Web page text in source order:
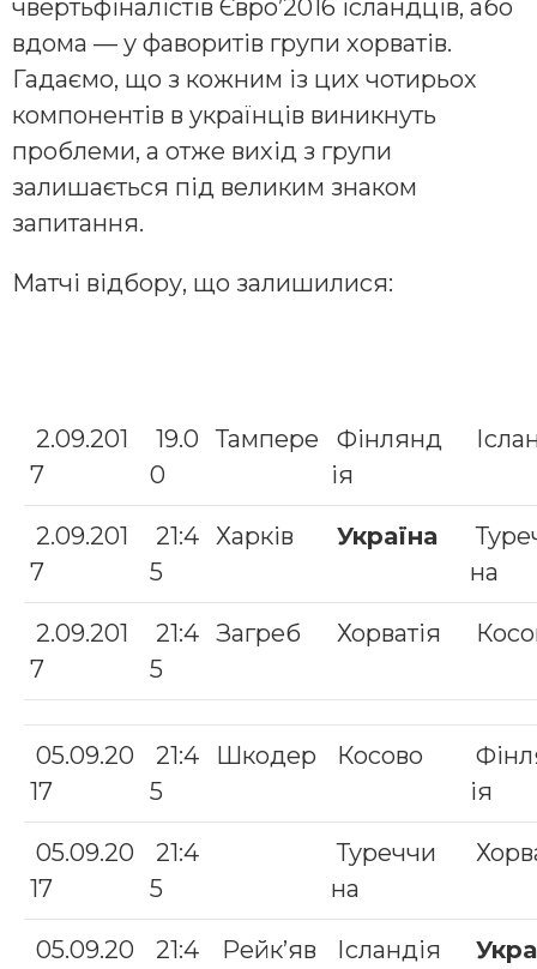
чвертьфіналістів Євро’2016 ісландців, або
вдома — у фаворитів групи хорватів.
Гадаємо, що з кожним із цих чотирьох
компонентів в українців виникнуть
проблеми, а отже вихід з групи
залишається під великим знаком
запитання.
Матчі відбору, що залишилися:
2.09.201
7
19.0
0
Тампере
Фінлянд
ія
2.09.201
7
21:4
5
Харків Україна
на
2.09.201
7
21:4
5
Загреб Хорватія
05.09.20
17
21:4
5
Шкодер Косово
ія
05.09.20
17
21:4
5
Туреччи
на
05.09.20
21:4
Рейк’яв
Ісландія